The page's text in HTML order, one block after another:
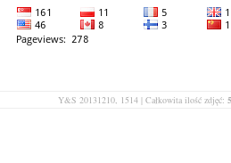
Y&S 20131210, 1514 | Całkowita ilość zdjęć: